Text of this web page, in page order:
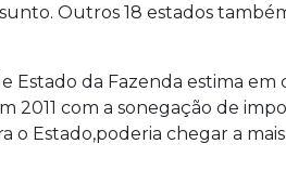
Outros 18 estados
Estado da Fazenda estima em
2011 com a sonegação de
o Estado,poderia chegar a